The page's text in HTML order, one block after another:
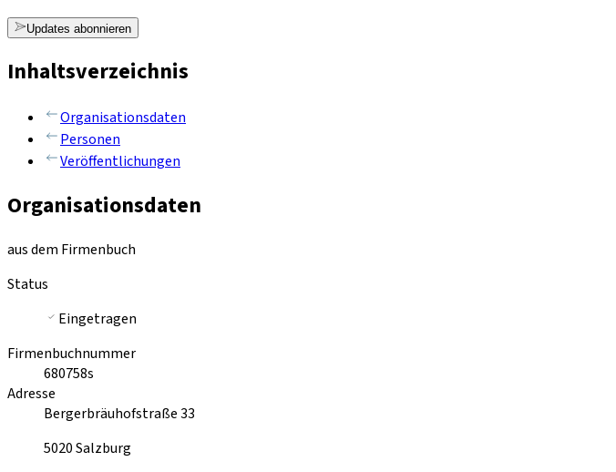
Updates abonnieren
Inhaltsverzeichnis
Organisationsdaten
Personen
Veröffentlichungen
Organisationsdaten
aus dem Firmenbuch
Status
Eingetragen
Firmenbuchnummer
680758s
Adresse
Bergerbräuhofstraße 33
5020Salzburg